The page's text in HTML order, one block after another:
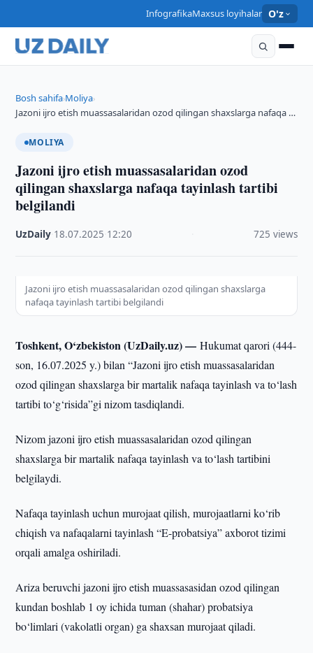
InfografikaMaxsus loyihalar O'z
Bosh sahifa›Moliya›
Jazoni ijro etish muassasalaridan ozod qilingan shaxslarga nafaqa …
MOLIYA
Jazoni ijro etish muassasalaridan ozod
qilingan shaxslarga nafaqa tayinlash tartibi
belgilandi
UzDaily 18.07.2025 12:20 725 views
Jazoni ijro etish muassasalaridan ozod qilingan shaxslarga
nafaqa tayinlash tartibi belgilandi
Toshkent, O‘zbekiston (UzDaily.uz) —Hukumat qarori (444-
son, 16.07.2025 y.) bilan “Jazoni ijro etish muassasalaridan
ozod qilingan shaxslarga bir martalik nafaqa tayinlash va to‘lash
tartibi to‘g‘risida”gi nizom tasdiqlandi.
Nizom jazoni ijro etish muassasalaridan ozod qilingan
shaxslarga bir martalik nafaqa tayinlash va to‘lash tartibini
belgilaydi.
Nafaqa tayinlash uchun murojaat qilish, murojaatlarni ko‘rib
chiqish va nafaqalarni tayinlash “E-probatsiya” axborot tizimi
orqali amalga oshiriladi.
Ariza beruvchi jazoni ijro etish muassasasidan ozod qilingan
kundan boshlab 1 oy ichida tuman (shahar) probatsiya
bo‘limlari (vakolatli organ) ga shaxsan murojaat qiladi.